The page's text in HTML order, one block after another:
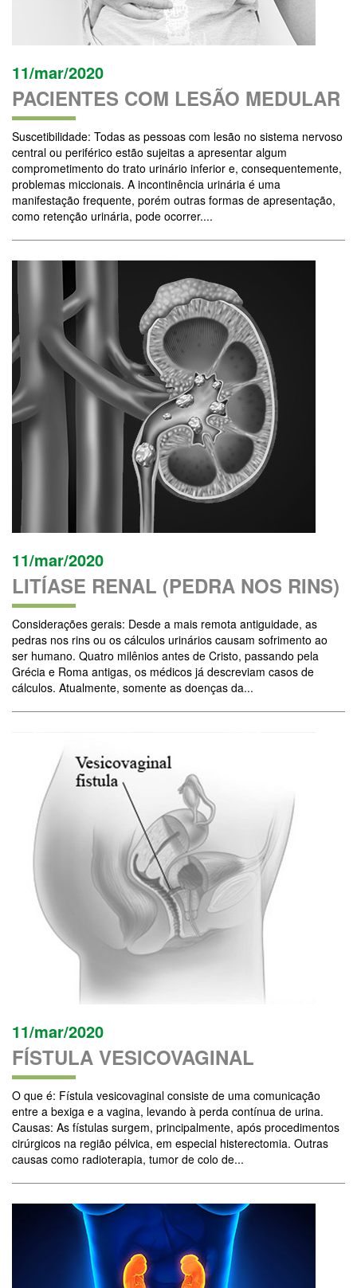
11/mar/2020
PACIENTES COM LESÃO MEDULAR
Suscetibilidade: Todas as pessoas com lesão no sistema nervoso
central ou periférico estão sujeitas a apresentar algum
comprometimento do trato urinário inferior e, consequentemente,
problemas miccionais. A incontinência urinária é uma
manifestação frequente, porém outras formas de apresentação,
como retenção urinária, pode ocorrer....
11/mar/2020
LITÍASE RENAL (PEDRA NOS RINS)
Considerações gerais: Desde a mais remota antiguidade, as
pedras nos rins ou os cálculos urinários causam sofrimento ao
ser humano. Quatro milênios antes de Cristo, passando pela
Grécia e Roma antigas, os médicos já descreviam casos de
cálculos. Atualmente, somente as doenças da...
11/mar/2020
FÍSTULA VESICOVAGINAL
O que é: Fístula vesicovaginal consiste de uma comunicação
entre a bexiga e a vagina, levando à perda contínua de urina.
Causas: As fístulas surgem, principalmente, após procedimentos
cirúrgicos na região pélvica, em especial histerectomia. Outras
causas como radioterapia, tumor de colo de...